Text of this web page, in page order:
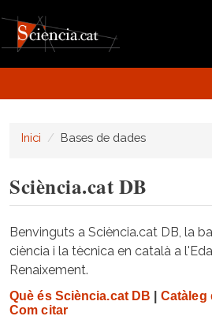
Inici Bases de dades
Sciència.cat DB
Benvinguts a Sciència.cat DB, la
ciència i la tècnica en català a
Renaixement.
Què és Sciència.cat DB Catàleg
Com citar